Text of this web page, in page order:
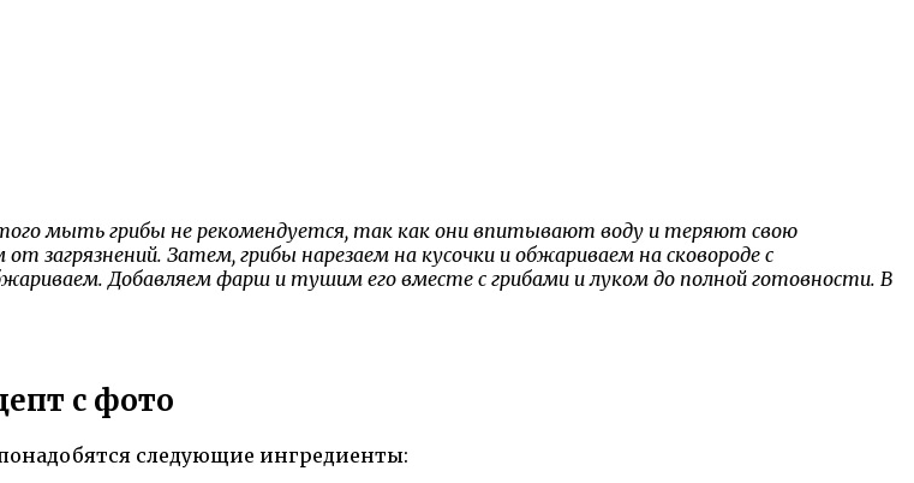
мыть грибы не рекомендуется, так как они впитывают воду и теряют свою
Затем, грибы нарезаем на кусочки и обжариваем на сковороде с
Добавляем фарш и тушим его вместе с грибами и луком до полной готовности. В
с фото
следующие ингредиенты: